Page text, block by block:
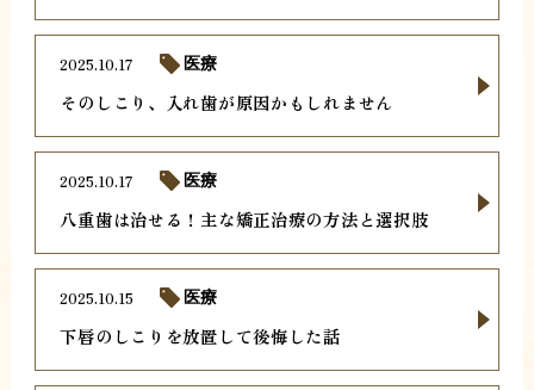
そのしこり、入れ歯が原因かもしれません
2025.10.17 医療
八重歯は治せる！主な矯正治療の方法と選択肢
2025.10.17 医療
下唇のしこりを放置して後悔した話
2025.10.15 医療